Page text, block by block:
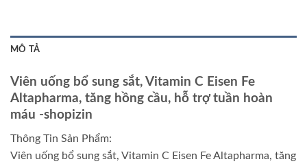
MÔ TẢ
Viên uống bổ sung sắt, Vitamin C Eisen Fe
Altapharma, tăng hồng cầu, hỗ trợ tuần hoàn
máu -shopizin
Thông Tin Sản Phẩm:
Viên uống bổ sung sắt, Vitamin C Eisen Fe Altapharma, tăng